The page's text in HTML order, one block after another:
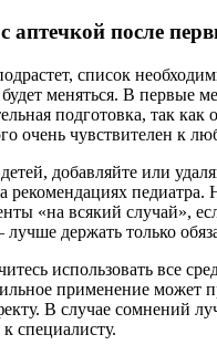
аптечкой после
список
меняться. В первые
подготовка, так как
очень чувствителен к
добавляйте или
рекомендациях педиатра.
«на всякий случай»,
держать только
использовать все
применение может
В случае сомнений
специалисту.